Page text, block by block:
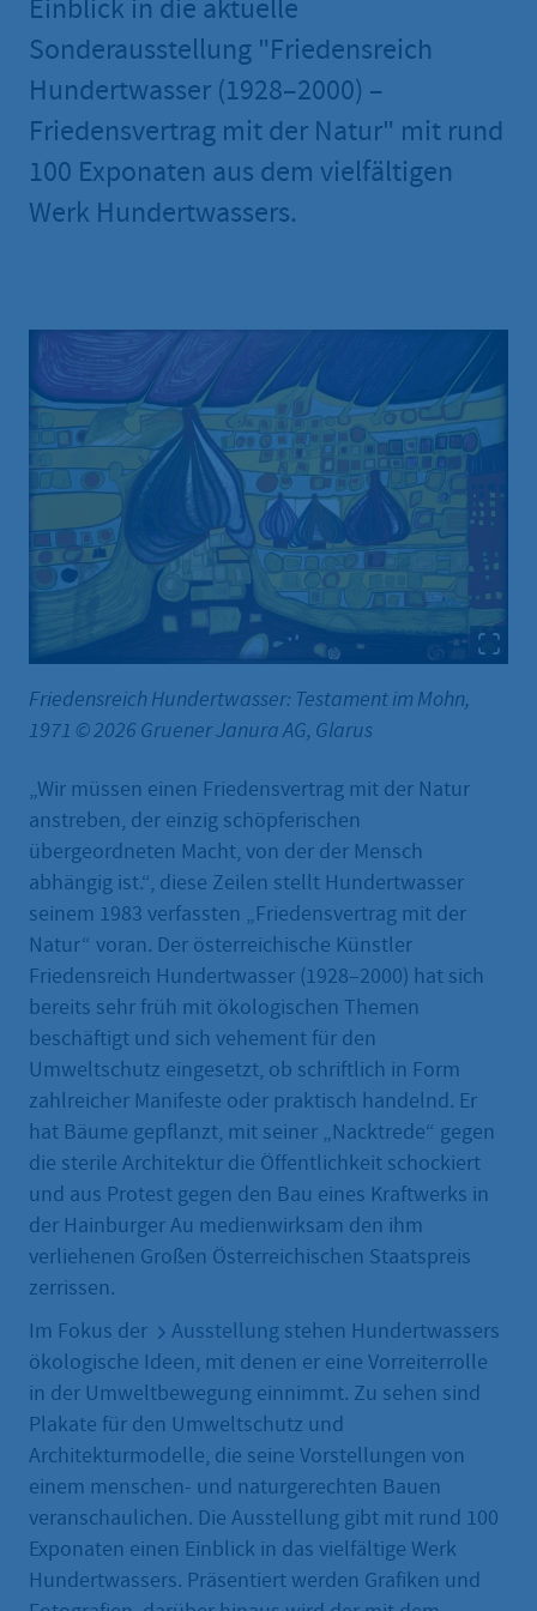
Einblick in die aktuelle
Sonderausstellung "Friedensreich
Hundertwasser (1928–2000) –
Friedensvertrag mit der Natur" mit rund
100 Exponaten aus dem vielfältigen
Werk Hundertwassers.
Friedensreich Hundertwasser: Testament im Mohn,
1971 © 2026 Gruener Janura AG, Glarus
„Wir müssen einen Friedensvertrag mit der Natur
anstreben, der einzig schöpferischen
übergeordneten Macht, von der der Mensch
abhängig ist.“, diese Zeilen stellt Hundertwasser
seinem 1983 verfassten „Friedensvertrag mit der
Natur“ voran. Der österreichische Künstler
Friedensreich Hundertwasser (1928–2000) hat sich
bereits sehr früh mit ökologischen Themen
beschäftigt und sich vehement für den
Umweltschutz eingesetzt, ob schriftlich in Form
zahlreicher Manifeste oder praktisch handelnd. Er
hat Bäume gepflanzt, mit seiner „Nacktrede“ gegen
die sterile Architektur die Öffentlichkeit schockiert
und aus Protest gegen den Bau eines Kraftwerks in
der Hainburger Au medienwirksam den ihm
verliehenen Großen Österreichischen Staatspreis
zerrissen.
Im Fokus der
Ausstellung stehen Hundertwassers
ökologische Ideen, mit denen er eine Vorreiterrolle
in der Umweltbewegung einnimmt. Zu sehen sind
Plakate für den Umweltschutz und
Architekturmodelle, die seine Vorstellungen von
einem menschen- und naturgerechten Bauen
veranschaulichen. Die Ausstellung gibt mit rund 100
Exponaten einen Einblick in das vielfältige Werk
Hundertwassers. Präsentiert werden Grafiken und